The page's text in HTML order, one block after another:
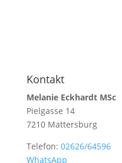
Kontakt
Melanie Eckhardt MSc
Pielgasse 14
7210 Mattersburg
Telefon: 02626/64596
WhatsApp